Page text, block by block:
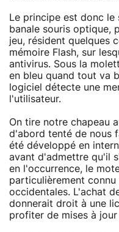
Le principe est donc
banale souris optique,
jeu, résident quelques
mémoire Flash, sur
antivirus. Sous la
en bleu quand tout va
logiciel détecte une
l'utilisateur.
On tire notre chapeau
d'abord tenté de nous
été développé en
avant d'admettre qu'il
en l'occurrence, le
particulièrement
occidentales. L'achat
donnerait droit à une
profiter de mises à jour